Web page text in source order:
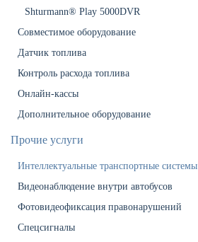
Shturmann® Play 5000DVR
Совместимое оборудование
Датчик топлива
Контроль расхода топлива
Онлайн-кассы
Дополнительное оборудование
Прочие услуги
Интеллектуальные транспортные системы
Видеонаблюдение внутри автобусов
Фотовидеофиксация правонарушений
Спецсигналы